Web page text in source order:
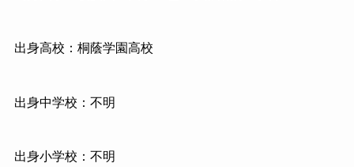
出身高校：桐蔭学園高校
出身中学校：不明
出身小学校：不明